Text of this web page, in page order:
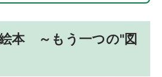
本 ～もう一つの"図